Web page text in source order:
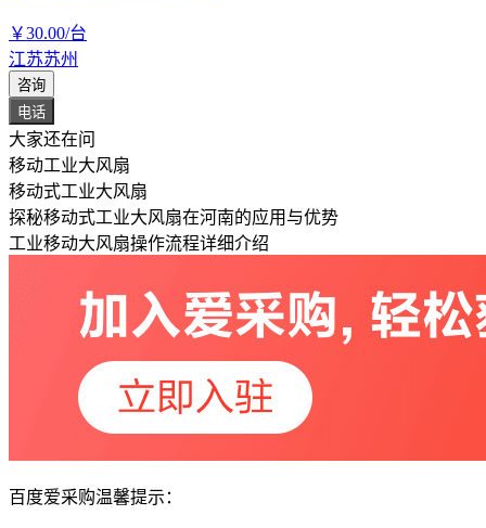
￥30.00/台
江苏苏州
咨询
电话
大家还在问
移动工业大风扇
移动式工业大风扇
探秘移动式工业大风扇在河南的应用与优势
工业移动大风扇操作流程详细介绍
百度爱采购温馨提示：